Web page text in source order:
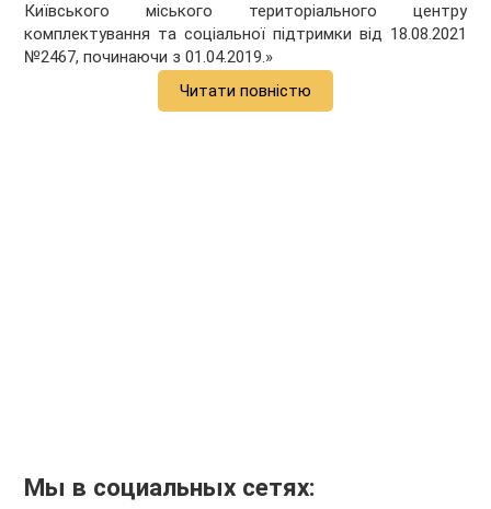
Київського міського територіального центру
комплектування та соціальної підтримки від 18.08.2021
№2467, починаючи з 01.04.2019.»
Читати повністю
Мы в социальных сетях: